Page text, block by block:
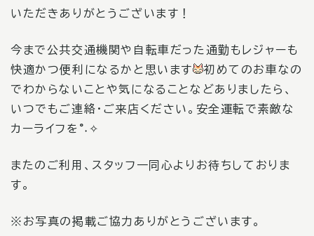
いただきありがとうございます！
今まで公共交通機関や自転車だった通勤もレジャーも
快適かつ便利になるかと思います
初めてのお車なの
でわからないことや気になることなどありましたら、
いつでもご連絡・ご来店ください。安全運転で素敵な
カーライフを°˖✧
またのご利用、スタッフ一同心よりお待ちしておりま
す。
※お写真の掲載ご協力ありがとうございます。